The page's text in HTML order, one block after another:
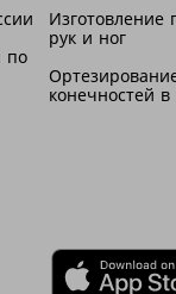
по
Изготовление
рук и ног
конечностей